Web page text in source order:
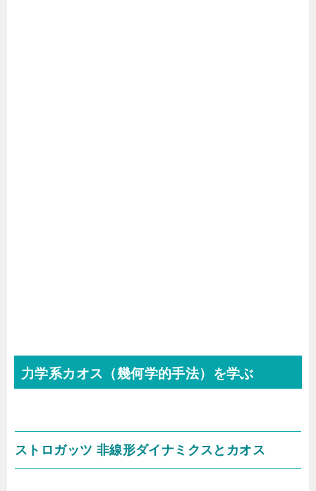
力学系カオス（幾何学的手法）を学ぶ
ストロガッツ 非線形ダイナミクスとカオス